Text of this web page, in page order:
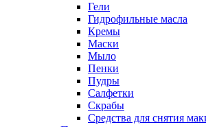
Гели
Гидрофильные масла
Кремы
Маски
Мыло
Пенки
Пудры
Салфетки
Скрабы
Средства для снятия